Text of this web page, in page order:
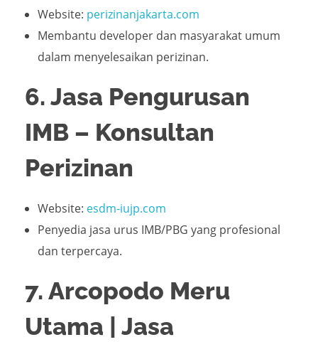
Website: perizinanjakarta.com
Membantu developer dan masyarakat umum
dalam menyelesaikan perizinan.
6. Jasa Pengurusan
IMB – Konsultan
Perizinan
Website: esdm-iujp.com
Penyedia jasa urus IMB/PBG yang profesional
dan terpercaya.
7. Arcopodo Meru
Utama | Jasa